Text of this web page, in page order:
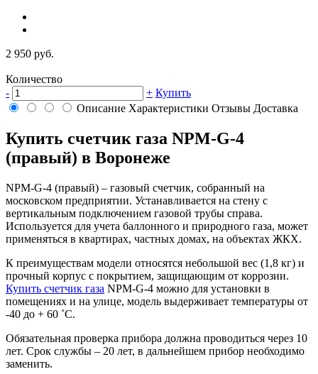
2 950 руб.
Количество
-
+ Купить
Описание Характеристики Отзывы Доставка
Купить счетчик газа NPM-G-4
(правый) в Воронеже
NPM-G-4 (правый) – газовый счетчик, собранный на
московском предприятии. Устанавливается на стену с
вертикальным подключением газовой трубы справа.
Используется для учета баллонного и природного газа, может
применяться в квартирах, частных домах, на объектах ЖКХ.
К преимуществам модели относятся небольшой вес (1,8 кг) и
прочный корпус с покрытием, защищающим от коррозии.
Купить счетчик газа NPM-G-4 можно для установки в
помещениях и на улице, модель выдерживает температуры от
-40 до + 60 ˚C.
Обязательная проверка прибора должна проводиться через 10
лет. Срок службы – 20 лет, в дальнейшем прибор необходимо
заменить.